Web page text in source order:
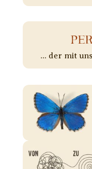
... der mit